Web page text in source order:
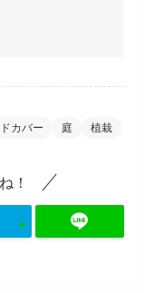
カバー 庭 植栽
！